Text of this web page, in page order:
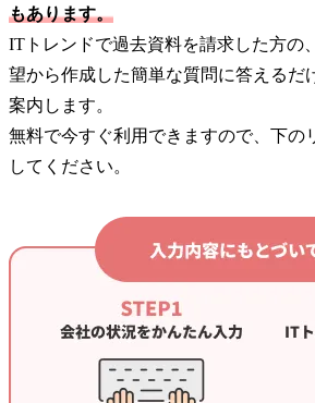
もあります。
ITトレンドで過去資料を請求した方の
望から作成した簡単な質問に答えるだ
案内します。
無料で今すぐ利用できますので、下の
してください。